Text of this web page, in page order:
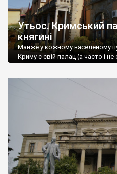
Утьос. Кримський
княгині
Майже у кожному населеному
Криму є свій палац (а часто і не